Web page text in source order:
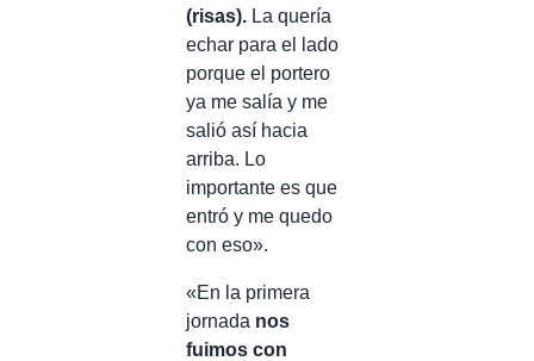
(risas). La quería
echar para el lado
porque el portero
ya me salía y me
salió así hacia
arriba. Lo
importante es que
entró y me quedo
con eso».
«En la primera
jornada nos
fuimos con